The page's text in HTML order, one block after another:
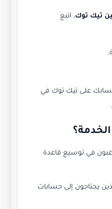
تيك توك، اتبع
على تيك توك في
في توسيع قاعدة
يحتاجون إلى حسابات